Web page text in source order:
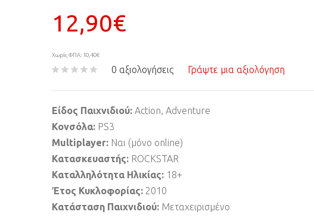
12,90€
Χωρίς ΦΠΑ: 10,40€
0 αξιολογήσεις Γράψτε μια αξιολόγηση
Είδος Παιχνιδιού: Action, Adventure
Κονσόλα: PS3
Multiplayer: Ναι (μόνο online)
Κατασκευαστής: ROCKSTAR
Καταλληλότητα Ηλικίας: 18+
Έτος Κυκλοφορίας: 2010
Κατάσταση Παιχνιδιού: Μεταχειρισμένο